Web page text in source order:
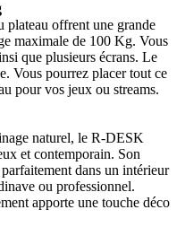
plateau offrent une grande
maximale de 100 Kg. Vous
que plusieurs écrans. Le
Vous pourrez placer tout ce
pour vos jeux ou streams.
naturel, le R-DESK
et contemporain. Son
dans un intérieur
ou professionnel.
apporte une touche déco